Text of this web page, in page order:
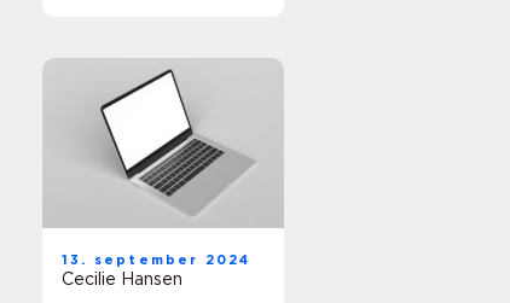
13. september 2024
Cecilie Hansen